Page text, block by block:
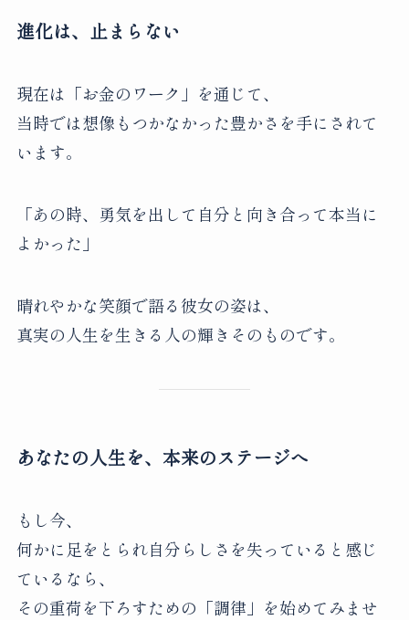
進化は、止まらない
現在は「お金のワーク」を通じて、
当時では想像もつかなかった豊かさを手にされて
います。
「あの時、勇気を出して自分と向き合って本当に
よかった」
晴れやかな笑顔で語る彼女の姿は、
真実の人生を生きる人の輝きそのものです。
あなたの人生を、本来のステージへ
もし今、
何かに足をとられ自分らしさを失っていると感じ
ているなら、
その重荷を下ろすための「調律」を始めてみませ